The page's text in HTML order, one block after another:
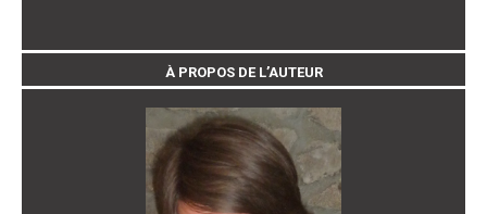
À PROPOS DE L’AUTEUR